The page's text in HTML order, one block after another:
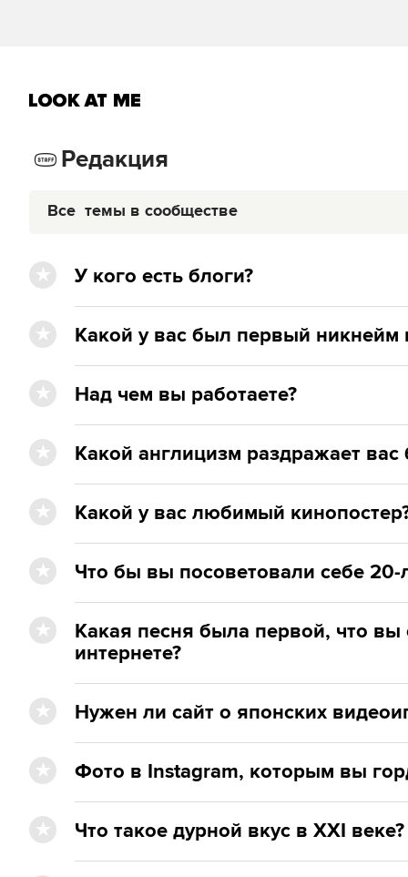
Редакция
Все темы в сообществе
У кого есть блоги?
Какой у вас был первый никнейм
Над чем вы работаете?
Какой англицизм раздражает вас
Какой у вас любимый
Что бы вы посоветовали себе 20-
Какая песня была первой, что вы
интернете?
Нужен ли сайт о японских
Фото в Instagram, которым вы
Что такое дурной вкус в XXI веке?